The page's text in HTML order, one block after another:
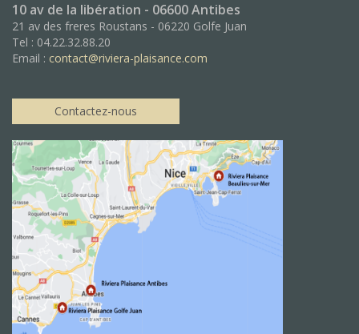
10 av de la libération - 06600 Antibes
21 av des freres Roustans - 06220 Golfe Juan
Tel : 04.22.32.88.20
Email : contact@riviera-plaisance.com
Contactez-nous